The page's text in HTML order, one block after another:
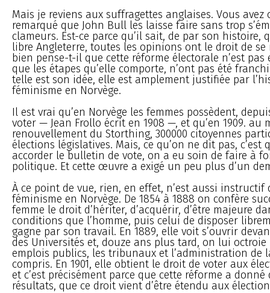
Mais je reviens aux suffragettes anglaises. Vous avez
remarqué que John Bull les laisse faire sans trop
clameurs. Est-ce parce qu’il sait, de par son histoire,
libre Angleterre, toutes les opinions ont le droit de se
bien pense-t-il que cette réforme électorale n’est pas
que les étapes qu’elle comporte, n’ont pas été
telle est son idée, elle est amplement justifiée par
féminisme en Norvège.
Il est vrai qu’en Norvège les femmes possèdent,
voter — Jean Frollo écrit en 1908 —, et qu’en 1909. au
renouvellement du Storthing, 300000 citoyennes
élections législatives. Mais, ce qu’on ne dit pas, c’est
accorder le bulletin de vote, on a eu soin de faire à
politique. Et cette œuvre a exigé un peu plus d’un
À ce point de vue, rien, en effet, n’est aussi instructif
féminisme en Norvège. De 1854 à 1888 on confère
femme le droit d’hériter, d’acquérir, d’être majeure
conditions que l’homme, puis celui de disposer
gagne par son travail. En 1889, elle voit s’ouvrir
des Universités et, douze ans plus tard, on lui octroie
emplois publics, les tribunaux et l’administration de
compris. En 1901, elle obtient le droit de voter aux
et c’est précisément parce que cette réforme a donné
résultats, que ce droit vient d’être étendu aux